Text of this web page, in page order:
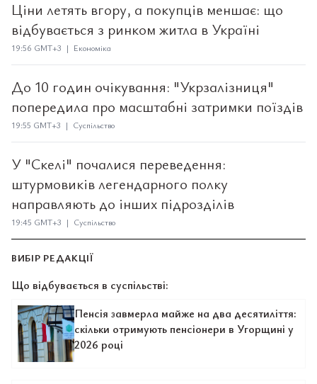
Ціни летять вгору, а покупців меншає: що
відбувається з ринком житла в Україні
19:56 GMT+3 | Економіка
До 10 годин очікування: "Укрзалізниця"
попередила про масштабні затримки поїздів
19:55 GMT+3 | Суспільство
У "Скелі" почалися переведення:
штурмовиків легендарного полку
направляють до інших підрозділів
19:45 GMT+3 | Суспільство
ВИБІР РЕДАКЦІЇ
Що відбувається в суспільстві:
Пенсія завмерла майже на два десятиліття:
скільки отримують пенсіонери в Угорщині у
2026 році